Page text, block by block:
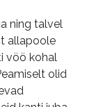
ning talvel
allapoole
vöö kohal
olid